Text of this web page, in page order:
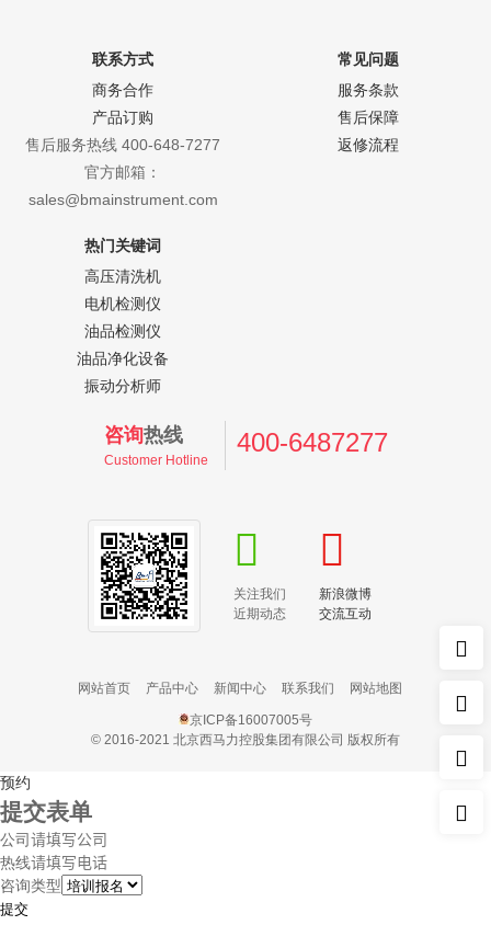
联系方式
商务合作
产品订购
售后服务热线 400-648-7277
官方邮箱：
sales@bmainstrument.com
常见问题
服务条款
售后保障
返修流程
热门关键词
高压清洗机
电机检测仪
油品检测仪
油品净化设备
振动分析师
咨询热线
Customer Hotline
400-6487277
关注我们
近期动态
新浪微博
交流互动
网站首页 产品中心 新闻中心 联系我们 网站地图
京ICP备16007005号
© 2016-2021 北京西马力控股集团有限公司 版权所有
预约
提交表单
公司
热线
咨询类型
提交